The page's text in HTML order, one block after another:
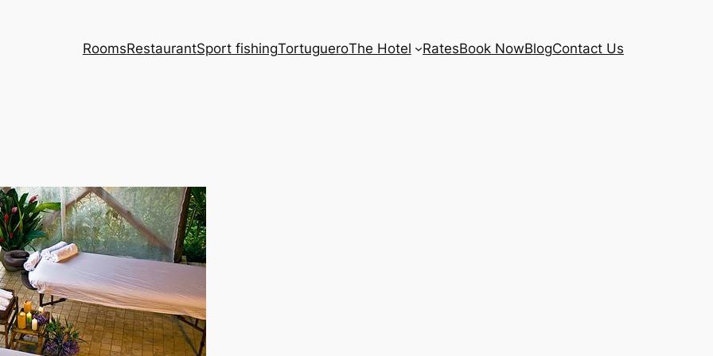
RoomsRestaurantSport fishingTortugueroThe Hotel RatesBook NowBlogContact Us